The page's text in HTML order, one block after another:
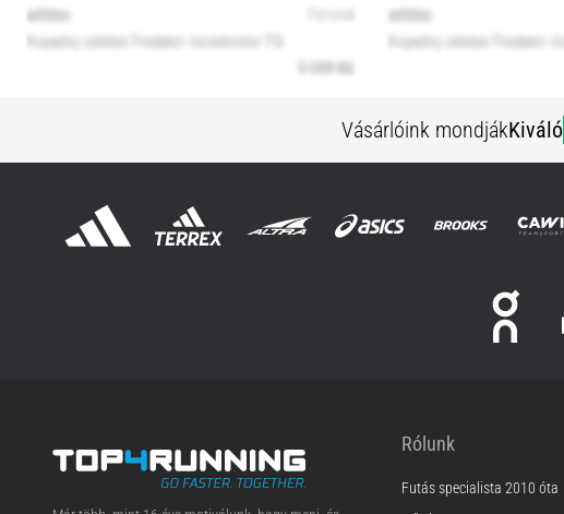
Vásárlóink mondjákKiváló
Rólunk
Futás specialista 2010 óta